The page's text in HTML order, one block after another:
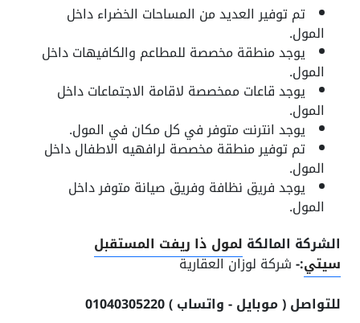
تم توفير العديد من المساحات الخضراء داخل
المول.
يوجد منطقة مخصصة للمطاعم والكافيهات داخل
المول.
يوجد قاعات ممخصصة لاقامة الاجتماعات داخل
المول.
يوجد انترنت متوفر في كل مكان في المول.
تم توفير منطقة مخصصة لرافهيه الاطفال داخل
المول.
يوجد فريق نظافة وفريق صيانة متوفر داخل
المول.
الشركة المالكة لمول ذا ريفت المستقبل
سيتي:-شركة لوزان العقارية
للتواصل ( موبايل - واتساب ) 01040305220